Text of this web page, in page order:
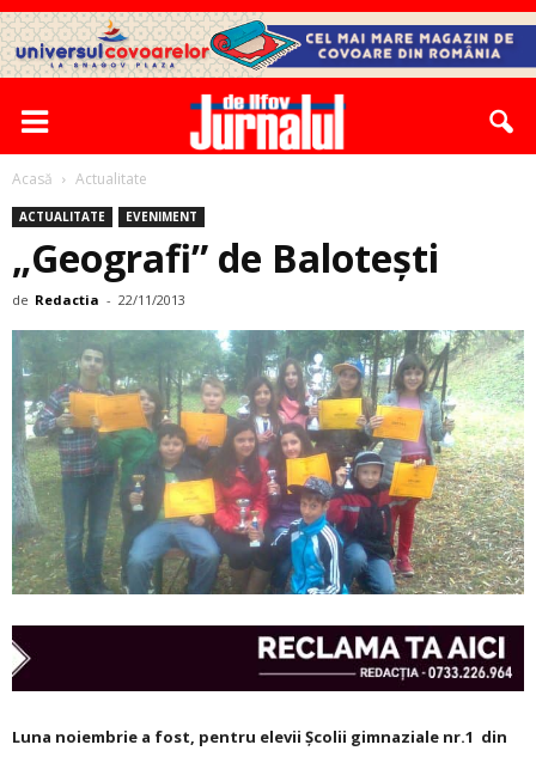
Acasă Actualitate
ACTUALITATE EVENIMENT
„Geografi” de Balotești
de Redactia - 22/11/2013
Luna noiembrie a fost, pentru elevii Școlii gimnaziale nr.1 din